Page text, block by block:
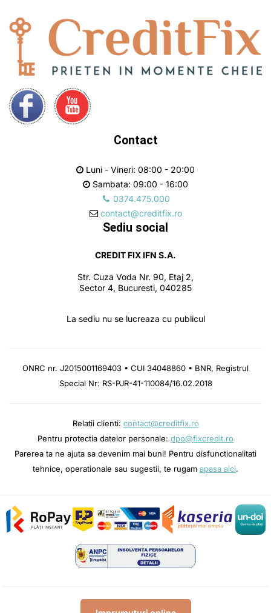
Contact
Luni - Vineri: 08:00 - 20:00
Sambata: 09:00 - 16:00
0374.475.000
contact@creditfix.ro
Sediu social
CREDIT FIX IFN S.A.
Str. Cuza Voda Nr. 90, Etaj 2,
Sector 4, Bucuresti, 040285
La sediu nu se lucreaza cu publicul
ONRC nr. J2015001169403 • CUI 34048860 • BNR, Registrul
Special Nr: RS-PJR-41-110084/16.02.2018
Relatii clienti: contact@creditfix.ro
Pentru protectia datelor personale: dpo@fixcredit.ro
Parerea ta ne ajuta sa devenim mai buni! Pentru disfunctionalitati
tehnice, operationale sau sugestii, te rugam apasa aici.